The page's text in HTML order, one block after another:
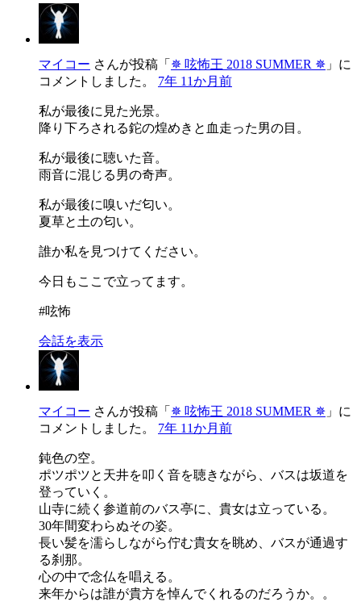
マイコー さんが投稿「 ✵ 呟怖王 2018 SUMMER ✵ 」に
コメントしました。 7年 11か月前
私が最後に見た光景。
降り下ろされる鉈の煌めきと血走った男の目。
私が最後に聴いた音。
雨音に混じる男の奇声。
私が最後に嗅いだ匂い。
夏草と土の匂い。
誰か私を見つけてください。
今日もここで立ってます。
#呟怖
会話を表示
マイコー さんが投稿「 ✵ 呟怖王 2018 SUMMER ✵ 」に
コメントしました。 7年 11か月前
鈍色の空。
ポツポツと天井を叩く音を聴きながら、バスは坂道を
登っていく。
山寺に続く参道前のバス亭に、貴女は立っている。
30年間変わらぬその姿。
長い髪を濡らしながら佇む貴女を眺め、バスが通過す
る刹那。
心の中で念仏を唱える。
来年からは誰が貴方を悼んでくれるのだろうか。。